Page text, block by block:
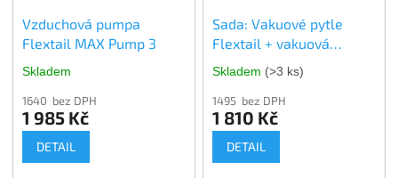
distribuce.
Vzduchová pumpa
Flextail MAX Pump 3
Skladem
1640 bez DPH
1 985 Kč
DETAIL
Sada: Vakuové pytle
Flextail + vakuová
Vacuum Pump
Skladem (>3 ks)
1495 bez DPH
1 810 Kč
DETAIL